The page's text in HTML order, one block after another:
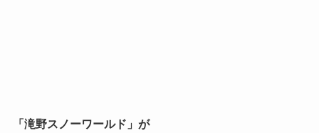
「滝野スノーワールド」が